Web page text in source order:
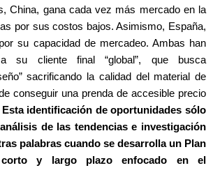
China, gana cada vez más mercado en la
por sus costos bajos. Asimismo, España,
su capacidad de mercadeo. Ambas han
a su cliente final “global”, que busca
sacrificando la calidad del material de
conseguir una prenda de accesible precio
Esta identificación de oportunidades sólo
de las tendencias e investigación
palabras cuando se desarrolla un Plan
y largo plazo enfocado en el